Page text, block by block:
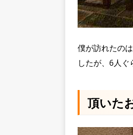
僕が訪れたの
したが、6人ぐ
頂いた